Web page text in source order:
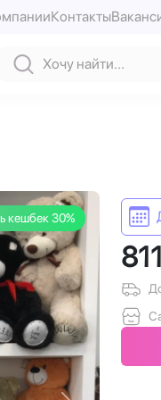
Контакты
кешбек 30%